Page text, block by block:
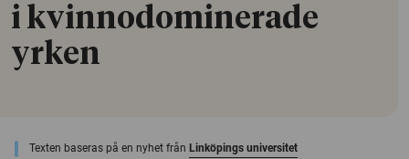
i kvinnodominerade
yrken
Texten baseras på en nyhet från Linköpings universitet